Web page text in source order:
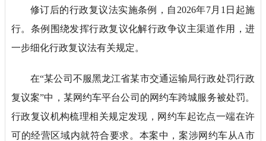
修订后的行政复议法实施条例，自2026年7月1日起施
行。条例围绕发挥行政复议化解行政争议主渠道作用，进
一步细化行政复议法有关规定。
在“某公司不服黑龙江省某市交通运输局行政处罚行政
复议案”中，某网约车平台公司的网约车跨城服务被处罚。
行政复议机构梳理相关规定发现，网约车起讫点一端在许
可的经营区域内就符合要求。本案中，案涉网约车从A市